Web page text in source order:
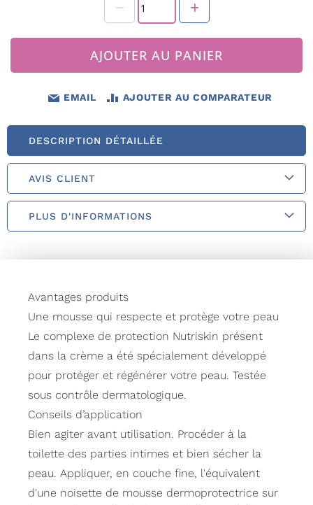
AJOUTER AU PANIER
EMAIL AJOUTER AU COMPARATEUR
DESCRIPTION DÉTAILLÉE
AVIS CLIENT
PLUS D'INFORMATIONS
Avantages produits
Une mousse qui respecte et protège votre peau
Le complexe de protection Nutriskin présent
dans la crème a été spécialement développé
pour protéger et régénérer votre peau. Testée
sous contrôle dermatologique.
Conseils d’application
Bien agiter avant utilisation. Procéder à la
toilette des parties intimes et bien sécher la
peau. Appliquer, en couche fine, l'équivalent
d'une noisette de mousse dermoprotectrice sur